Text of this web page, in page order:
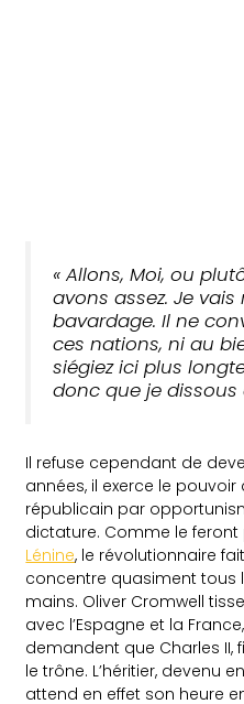
« Allons, Moi, ou
avons assez. Je
bavardage. Il ne
ces nations, ni au
siégiez ici plus
donc que je dissous
Il refuse cependant de
années, il exerce le pouvoir
républicain par
dictature. Comme le feront
Lénine, le révolutionnaire
concentre quasiment tous
mains. Oliver Cromwell
avec l’Espagne et la
demandent que Charles II,
le trône. L’héritier, devenu
attend en effet son heure